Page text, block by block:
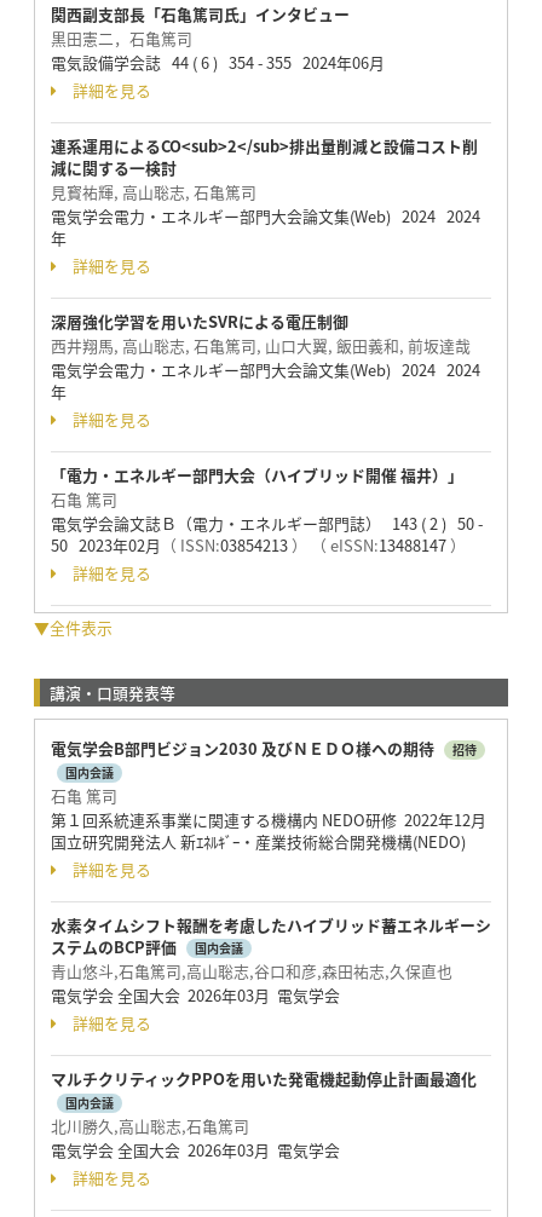
関西副支部長「石亀篤司氏」インタビュー
黒田憲二，石亀篤司
電気設備学会誌 44 ( 6 ) 354 - 355 2024年06月
詳細を見る
連系運用によるCO<sub>2</sub>排出量削減と設備コスト削
減に関する一検討
見寳祐輝, 高山聡志, 石亀篤司
電気学会電力・エネルギー部門大会論文集(Web) 2024 2024
年
詳細を見る
深層強化学習を用いたSVRによる電圧制御
西井翔馬, 高山聡志, 石亀篤司, 山口大翼, 飯田義和, 前坂達哉
電気学会電力・エネルギー部門大会論文集(Web) 2024 2024
年
詳細を見る
「電力・エネルギー部門大会（ハイブリッド開催 福井）」
石亀 篤司
電気学会論文誌Ｂ（電力・エネルギー部門誌） 143 ( 2 ) 50 -
50 2023年02月 （ ISSN:03854213） （ eISSN:13488147）
詳細を見る
▼全件表示
講演・口頭発表等
電気学会B部門ビジョン2030 及びＮＥＤＯ様への期待
招待
国内会議
石亀 篤司
第１回系統連系事業に関連する機構内 NEDO研修 2022年12月
国立研究開発法人 新ｴﾈﾙｷﾞｰ・産業技術総合開発機構(NEDO)
詳細を見る
水素タイムシフト報酬を考慮したハイブリッド蓄エネルギーシ
ステムのBCP評価
国内会議
青山悠斗,石亀篤司,高山聡志,谷口和彦,森田祐志,久保直也
電気学会 全国大会 2026年03月 電気学会
詳細を見る
マルチクリティックPPOを用いた発電機起動停止計画最適化
国内会議
北川勝久,高山聡志,石亀篤司
電気学会 全国大会 2026年03月 電気学会
詳細を見る